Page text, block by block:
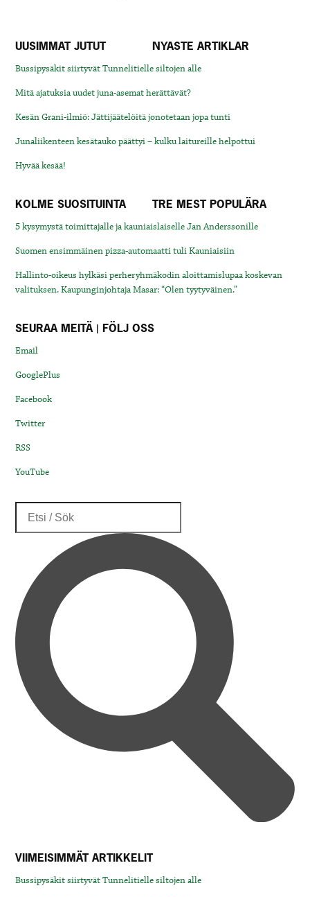
UUSIMMAT JUTUT NYASTE ARTIKLAR
Bussipysäkit siirtyvät Tunnelitielle siltojen alle
Mitä ajatuksia uudet juna-asemat herättävät?
Kesän Grani-ilmiö: Jättijäätelöitä jonotetaan jopa tunti
Junaliikenteen kesätauko päättyi – kulku laitureille helpottui
Hyvää kesää!
KOLME SUOSITUINTA TRE MEST POPULÄRA
5 kysymystä toimittajalle ja kauniaislaiselle Jan Anderssonille
Suomen ensimmäinen pizza-automaatti tuli Kauniaisiin
Hallinto-oikeus hylkäsi perheryhmäkodin aloittamislupaa koskevan
valituksen. Kaupunginjohtaja Masar: “Olen tyytyväinen.”
SEURAA MEITÄ | FÖLJ OSS
Email
GooglePlus
Facebook
Twitter
RSS
YouTube
VIIMEISIMMÄT ARTIKKELIT
Bussipysäkit siirtyvät Tunnelitielle siltojen alle